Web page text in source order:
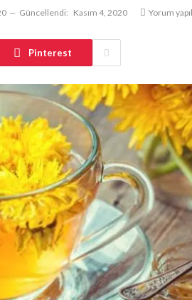
Güncellendi: Kasım 4, 2020 Yorum
Pinterest